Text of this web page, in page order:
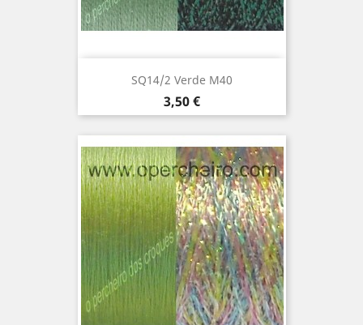
SQ14/2 Verde M40
Precio
3,50 €